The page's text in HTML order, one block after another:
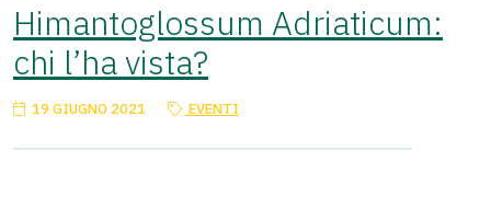
Himantoglossum Adriaticum:
chi l’ha vista?
19 GIUGNO 2021 EVENTI